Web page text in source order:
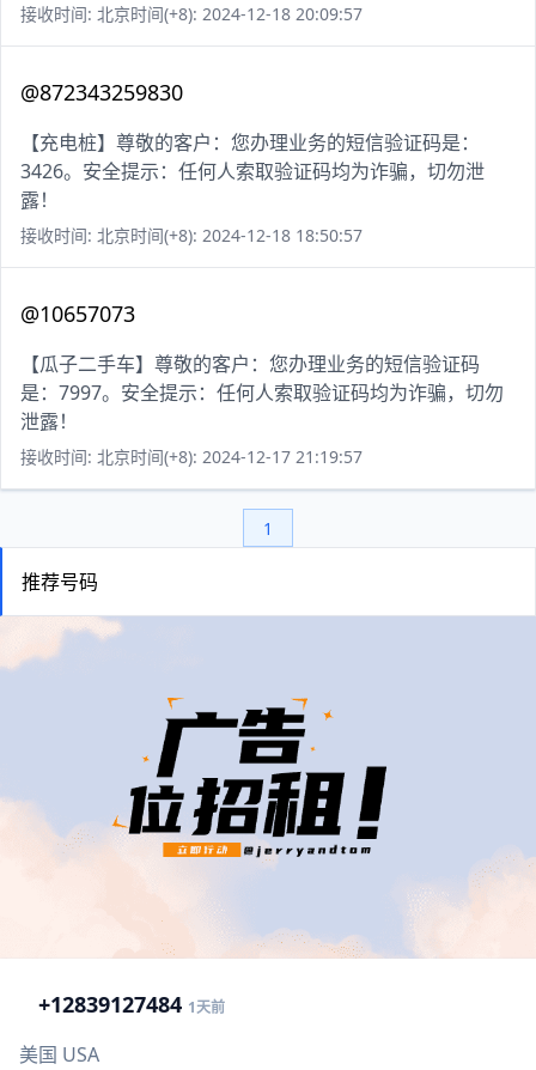
接收时间: 北京时间(+8): 2024-12-18 20:09:57
@872343259830
【充电桩】尊敬的客户：您办理业务的短信验证码是：
3426。安全提示：任何人索取验证码均为诈骗，切勿泄
露！
接收时间: 北京时间(+8): 2024-12-18 18:50:57
@10657073
【瓜子二手车】尊敬的客户：您办理业务的短信验证码
是：7997。安全提示：任何人索取验证码均为诈骗，切勿
泄露！
接收时间: 北京时间(+8): 2024-12-17 21:19:57
1
推荐号码
+12839127484 1天前
美国 USA